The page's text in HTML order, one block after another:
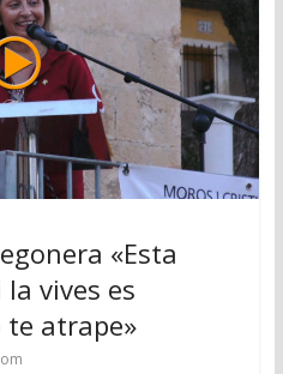
«Esta
vives es
te atrape»